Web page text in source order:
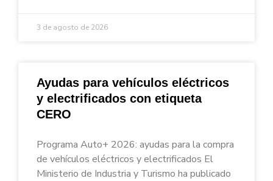
3 de agosto de 2026
Ayudas para vehículos eléctricos
y electrificados con etiqueta
CERO
Programa Auto+ 2026: ayudas para la compra
de vehículos eléctricos y electrificados El
Ministerio de Industria y Turismo ha publicado